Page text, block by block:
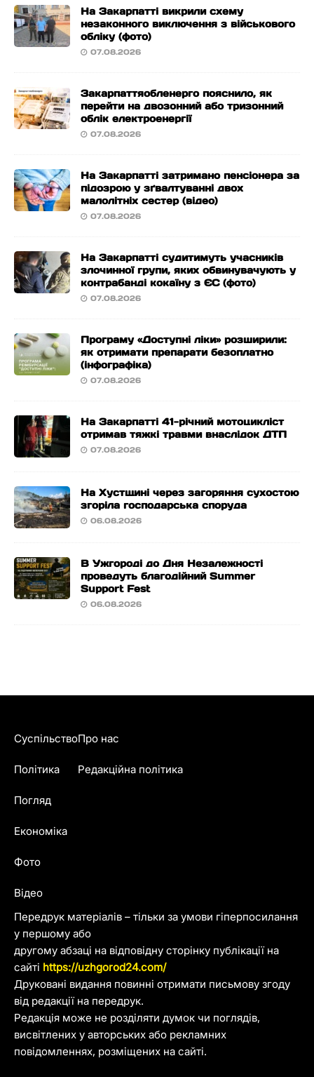
На Закарпатті викрили схему
незаконного виключення з військового
обліку (фото)
07.08.2026
Закарпаттяобленерго пояснило, як
перейти на двозонний або тризонний
облік електроенергії
07.08.2026
На Закарпатті затримано пенсіонера за
підозрою у зґвалтуванні двох
малолітніх сестер (відео)
07.08.2026
На Закарпатті судитимуть учасників
злочинної групи, яких обвинувачують у
контрабанді кокаїну з ЄС (фото)
07.08.2026
Програму «Доступні ліки» розширили:
як отримати препарати безоплатно
(інфографіка)
07.08.2026
На Закарпатті 41-річний мотоцикліст
отримав тяжкі травми внаслідок ДТП
07.08.2026
На Хустщині через загоряння сухостою
згоріла господарська споруда
06.08.2026
В Ужгороді до Дня Незалежності
проведуть благодійний Summer
Support Fest
06.08.2026
Передрук матеріалів – тільки за умови гіперпосилання
у першому або
другому абзаці на відповідну сторінку публікації на
сайті https://uzhgorod24.com/
Друковані видання повинні отримати письмову згоду
від редакції на передрук.
Редакція може не розділяти думок чи поглядів,
висвітлених у авторських або рекламних
повідомленнях, розміщених на сайті.
Суспільство
Політика
Погляд
Економіка
Фото
Відео
Про нас
Редакційна політика